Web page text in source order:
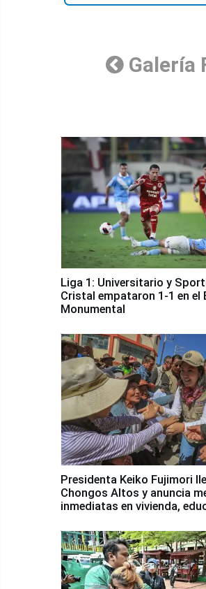
Galería
Liga 1: Universitario y
Cristal empataron 1-1 en el
Monumental
Presidenta Keiko Fujimori
Chongos Altos y anuncia
inmediatas en vivienda,